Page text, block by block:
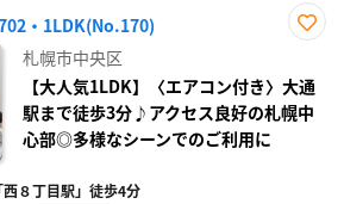
・1LDK(No.170)
り登
録
札幌市中央区
【大人気1LDK】〈エアコン付き〉大通
駅まで徒歩3分♪アクセス良好の札幌中
心部◎多様なシーンでのご利用に
８丁目駅」徒歩4分